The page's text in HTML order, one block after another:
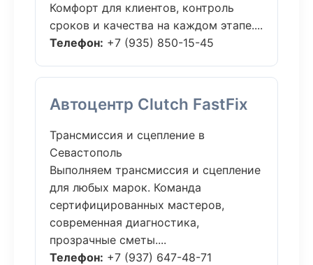
Комфорт для клиентов, контроль
сроков и качества на каждом этапе....
Телефон: +7 (935) 850-15-45
Автоцентр Clutch FastFix
Трансмиссия и сцепление в
Севастополь
Выполняем трансмиссия и сцепление
для любых марок. Команда
сертифицированных мастеров,
современная диагностика,
прозрачные сметы....
Телефон: +7 (937) 647-48-71